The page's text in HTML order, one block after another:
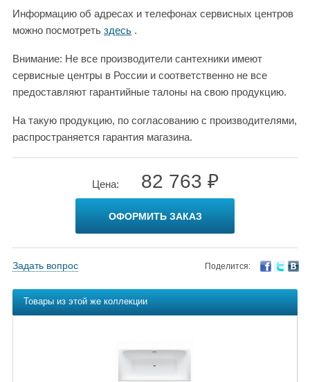
Информацию об адресах и телефонах сервисных центров
можно посмотреть здесь .
Внимание: Не все производители сантехники имеют
сервисные центры в России и соответственно не все
предоставляют гарантийные талоны на свою продукцию.
На такую продукцию, по согласованию с производителями,
распространяется гарантия магазина.
Цена: 82 763 ₽
ОФОРМИТЬ ЗАКАЗ
Задать вопрос Поделится:
Товары из этой же коллекции